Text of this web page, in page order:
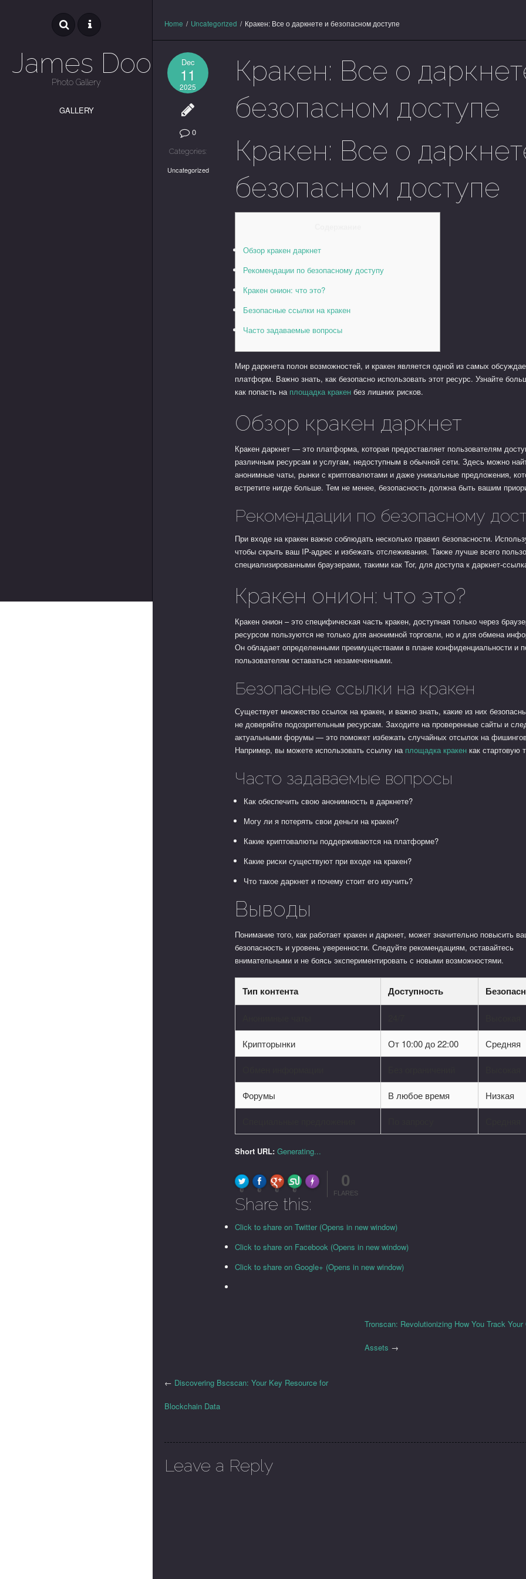
James Dooley
Photo Gallery
GALLERY
Home / Uncategorized / Кракен: Все о даркнете и безопасном доступе
Dec
11
2025
0
Categories:
Uncategorized
Кракен: Все о
безопасном доступе
Кракен: Все о
безопасном доступе
Обзор кракен даркнет
Рекомендации по безопасному доступу
Кракен онион: что это?
Безопасные ссылки на кракен
Часто задаваемые вопросы
Мир даркнета полон возможностей, и кракен является одной из самых
платформ. Важно знать, как безопасно использовать этот ресурс. Узнайте
как попасть на площадка кракен без лишних рисков.
Обзор кракен даркнет
Кракен даркнет — это платформа, которая предоставляет пользователям
различным ресурсам и услугам, недоступным в обычной сети. Здесь можно
анонимные чаты, рынки с криптовалютами и даже уникальные предложения,
встретите нигде больше. Тем не менее, безопасность должна быть вашим
Рекомендации по безопасному
При входе на кракен важно соблюдать несколько правил безопасности.
чтобы скрыть ваш IP-адрес и избежать отслеживания. Также лучше всего
специализированными браузерами, такими как Tor, для доступа к даркнет-
Кракен онион: что это?
Кракен онион – это специфическая часть кракен, доступная только через
ресурсом пользуются не только для анонимной торговли, но и для обмена
Он обладает определенными преимуществами в плане конфиденциальности и
пользователям оставаться незамеченными.
Безопасные ссылки на кракен
Существует множество ссылок на кракен, и важно знать, какие из них
не доверяйте подозрительным ресурсам. Заходите на проверенные сайты и
актуальными форумы — это поможет избежать случайных отсылок на
Например, вы можете использовать ссылку на площадка кракен как стартовую
Часто задаваемые вопросы
Как обеспечить свою анонимность в даркнете?
Могу ли я потерять свои деньги на кракен?
Какие криптовалюты поддерживаются на платформе?
Какие риски существуют при входе на кракен?
Что такое даркнет и почему стоит его изучить?
Выводы
Понимание того, как работает кракен и даркнет, может значительно повысить
безопасность и уровень уверенности. Следуйте рекомендациям, оставайтесь
внимательными и не боясь экспериментировать с новыми возможностями.
Тип контента Доступность
Крипторынки От 10:00 до 22:00 Средняя
Форумы В любое время Низкая
Short URL: Generating...
0 0 0 0
Made with FLARE
0
FLARES
Share this:
Click to share on Twitter (Opens in new window)
Click to share on Facebook (Opens in new window)
Click to share on Google+ (Opens in new window)
Tronscan: Revolutionizing How You Track Your
Assets →
← Discovering Bscscan: Your Key Resource for
Blockchain Data
Leave a Reply